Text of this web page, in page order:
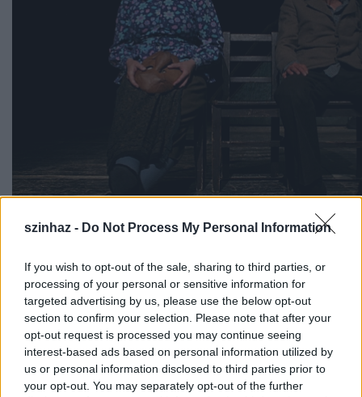
szinhaz - Do Not Process My Personal Information
If you wish to opt-out of the sale, sharing to third parties, or
processing of your personal or sensitive information for
targeted advertising by us, please use the below opt-out
section to confirm your selection. Please note that after your
opt-out request is processed you may continue seeing
interest-based ads based on personal information utilized by
us or personal information disclosed to third parties prior to
your opt-out. You may separately opt-out of the further